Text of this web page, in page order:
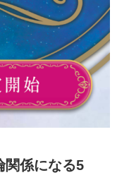
関係になる5